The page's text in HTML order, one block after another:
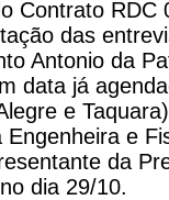
Contrato RDC
das
Antonio da
data já
e
e
da
dia 29/10.